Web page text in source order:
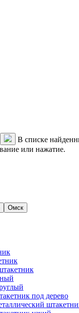
В списке
или нажатие.
Омск
под дерево